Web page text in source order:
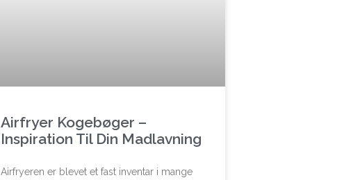
Airfryer Kogebøger –
Inspiration Til Din Madlavning
Airfryeren er blevet et fast inventar i mange